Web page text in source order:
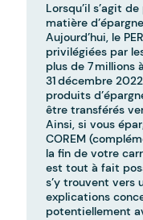
Lorsqu’il s’agit
matière
Aujourd’hui, le
privilégiées par
plus de 7 millions
31 décembre
produits
être transférés
Ainsi, si vous
COREM
la fin de votre
est tout à fait
s’y trouvent vers
explications
potentiellement